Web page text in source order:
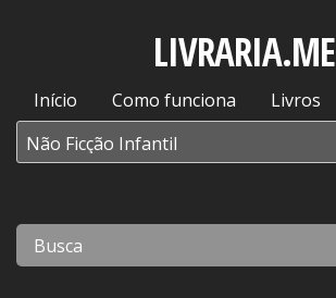
LIVRARIA.ME
Início Como funciona Livros